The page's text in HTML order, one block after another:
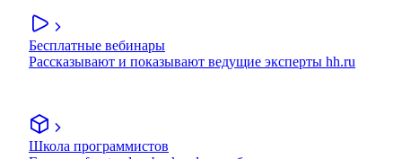
Бесплатные вебинары
Рассказывают и показывают ведущие эксперты hh.ru
Школа программистов